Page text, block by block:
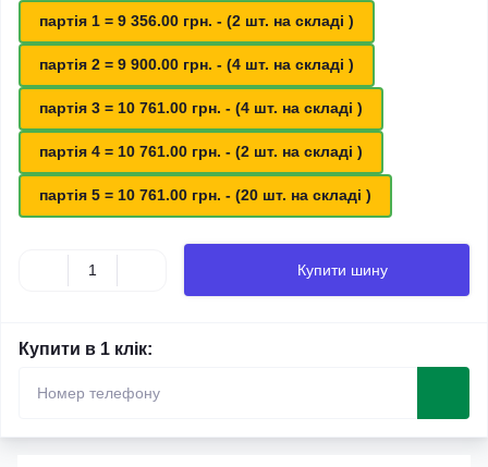
партія 1 = 9 356.00 грн. - (2 шт. на складі )
партія 2 = 9 900.00 грн. - (4 шт. на складі )
партія 3 = 10 761.00 грн. - (4 шт. на складі )
партія 4 = 10 761.00 грн. - (2 шт. на складі )
партія 5 = 10 761.00 грн. - (20 шт. на складі )
Купити шину
Купити в 1 клік: